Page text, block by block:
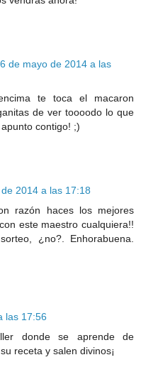
de mayo de 2014 a las
te toca el macaron
de ver toooodo lo que
contigo! ;)
2014 a las 17:18
razón haces los mejores
este maestro cualquiera!!
¿no?. Enhorabuena.
las 17:56
donde se aprende de
receta y salen divinos¡